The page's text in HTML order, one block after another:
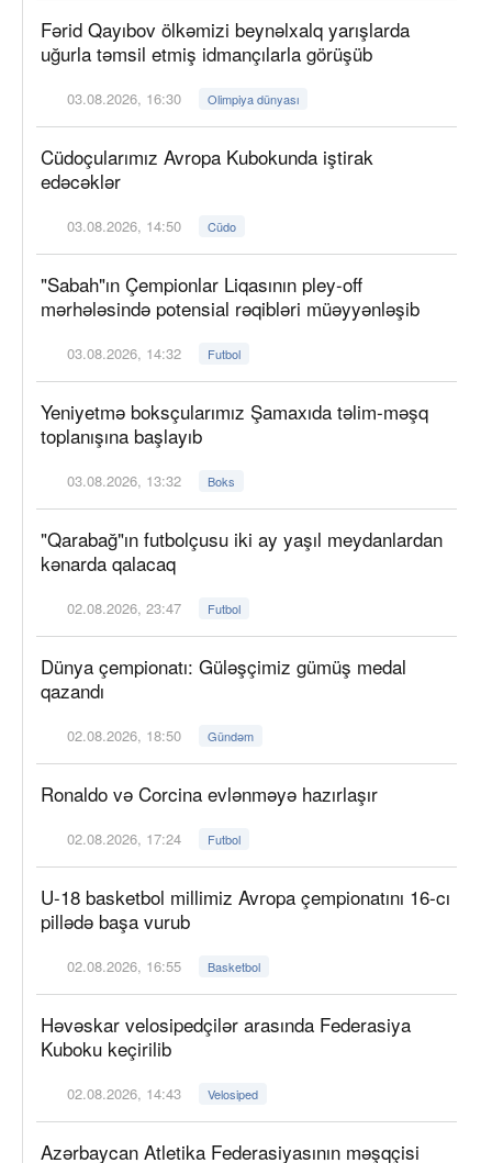
Fərid Qayıbov ölkəmizi beynəlxalq yarışlarda
uğurla təmsil etmiş idmançılarla görüşüb
03.08.2026, 16:30 Olimpiya dünyası
Cüdoçularımız Avropa Kubokunda iştirak
edəcəklər
03.08.2026, 14:50 Cüdo
"Sabah"ın Çempionlar Liqasının pley-off
mərhələsində potensial rəqibləri müəyyənləşib
03.08.2026, 14:32 Futbol
Yeniyetmə boksçularımız Şamaxıda təlim-məşq
toplanışına başlayıb
03.08.2026, 13:32 Boks
"Qarabağ"ın futbolçusu iki ay yaşıl meydanlardan
kənarda qalacaq
02.08.2026, 23:47 Futbol
Dünya çempionatı: Güləşçimiz gümüş medal
qazandı
02.08.2026, 18:50 Gündəm
Ronaldo və Corcina evlənməyə hazırlaşır
02.08.2026, 17:24 Futbol
U-18 basketbol millimiz Avropa çempionatını 16-cı
pillədə başa vurub
02.08.2026, 16:55 Basketbol
Həvəskar velosipedçilər arasında Federasiya
Kuboku keçirilib
02.08.2026, 14:43 Velosiped
Azərbaycan Atletika Federasiyasının məşqçisi